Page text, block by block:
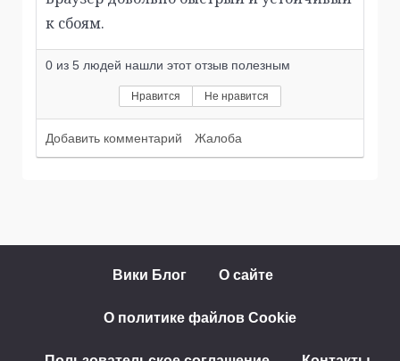
к сбоям.
0 из 5 людей нашли этот отзыв полезным
Нравится Не нравится
Добавить комментарий Жалоба
Вики Блог О сайте
О политике файлов Cookie